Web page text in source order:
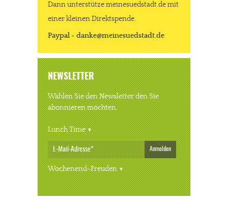
Dann unterstütze meinesuedstadt.de mit
einer kleinen Direktspende.
Paypal - danke@meinesuedstadt.de
NEWSLETTER
Wählen Sie den Newsletter den Sie
abonnieren möchten.
Lunch Time
Anmelden
Wochenend-Freuden